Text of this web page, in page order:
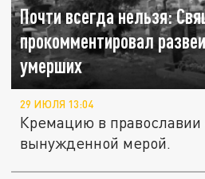
Почти всегда нельзя:
прокомментировал
умерших
29 ИЮЛЯ 13:04
Кремацию в
вынужденной мерой.